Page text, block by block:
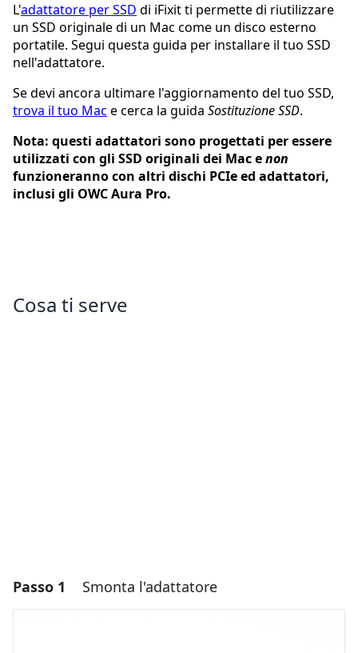
L'adattatore per SSD di iFixit ti permette di riutilizzare
un SSD originale di un Mac come un disco esterno
portatile. Segui questa guida per installare il tuo SSD
nell'adattatore.
Se devi ancora ultimare l'aggiornamento del tuo SSD,
trova il tuo Mac e cerca la guida Sostituzione SSD.
Nota: questi adattatori sono progettati per essere
utilizzati con gli SSD originali dei Mac enon
funzioneranno con altri dischi PCIe ed adattatori,
inclusi gli OWC Aura Pro.
Cosa ti serve
Passo 1 Smonta l'adattatore